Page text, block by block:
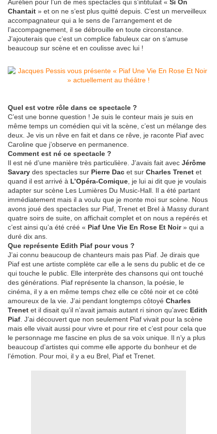
Aurélien pour l’un de mes spectacles qui s’intitulait « Si On
Chantait » et on ne s’est plus quitté depuis. C’est un merveilleux
accompagnateur qui a le sens de l’arrangement et de
l’accompagnement, il se débrouille en toute circonstance.
J’ajouterais que c’est un complice fabuleux car on s’amuse
beaucoup sur scène et en coulisse avec lui !
Quel est votre rôle dans ce spectacle ?
C’est une bonne question ! Je suis le conteur mais je suis en
même temps un comédien qui vit la scène, c’est un mélange des
deux. Je vis un rêve en fait et dans ce rêve, je raconte Piaf avec
Caroline que j’observe en permanence.
Comment est né ce spectacle ?
Il est né d’une manière très particulière. J’avais fait avec Jérôme
Savary des spectacles sur Pierre Dac et sur Charles Trenet et
quand il est arrivé à L’Opéra-Comique , je lui ai dit que je voulais
adapter sur scène Les Lumières Du Music-Hall. Il a été partant
immédiatement mais il a voulu que je monte moi sur scène. Nous
avons joué des spectacles sur Piaf, Trenet et Brel à Massy durant
quatre soirs de suite, on affichait complet et on nous a repérés et
c’est ainsi qu’a été créé « Piaf Une Vie En Rose Et Noir» qui a
duré dix ans.
Que représente Edith Piaf pour vous ?
J’ai connu beaucoup de chanteurs mais pas Piaf. Je dirais que
Piaf est une artiste complète car elle a le sens du public et de ce
qui touche le public. Elle interprète des chansons qui ont touché
des générations. Piaf représente la chanson, la poésie, le
cinéma, il y a en même temps chez elle ce côté noir et ce côté
amoureux de la vie. J’ai pendant longtemps côtoyé Charles
Trenet et il disait qu’il n’avait jamais autant ri sinon qu’avec Edith
Piaf . J’ai découvert que non seulement Piaf vivait pour la scène
mais elle vivait aussi pour vivre et pour rire et c’est pour cela que
le personnage me fascine en plus de sa voix unique. Il n’y a plus
beaucoup d’artistes qui comme elle apporte du bonheur et de
l’émotion. Pour moi, il y a eu Brel, Piaf et Trenet.